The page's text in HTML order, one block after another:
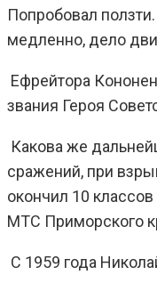
Попробовал
медленно, дело
Ефрейтора
звания Героя
Какова же
сражений, при
окончил 10
МТС Приморского
С 1959 года